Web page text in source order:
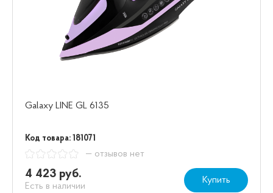
Galaxy LINE GL 6135
Код товара: 181071
— отзывов нет
4 423 руб.
Есть в наличии
Купить